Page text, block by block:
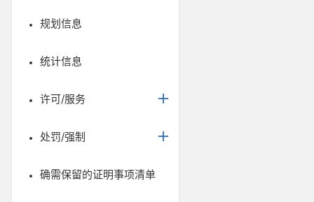
规划信息
统计信息
许可/服务
处罚/强制
确需保留的证明事项清单